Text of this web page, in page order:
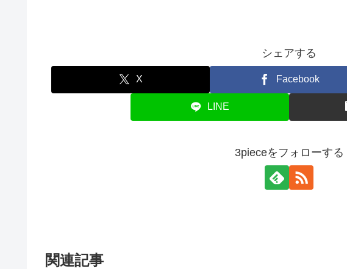
シェアする
X Facebook
LINE
3pieceをフォローする
関連記事